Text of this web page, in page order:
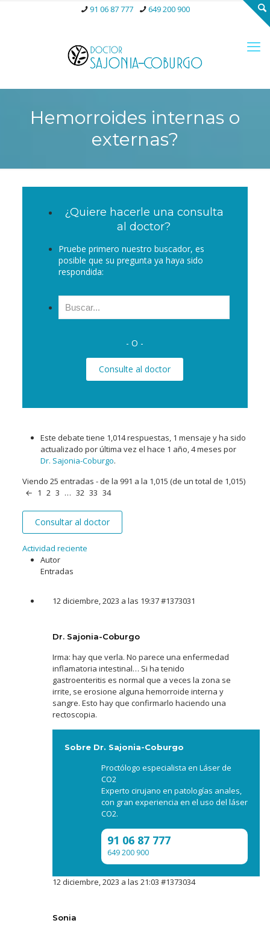
91 06 87 777 649 200 900
Hemorroides internas o
externas?
¿Quiere hacerle una consulta
al doctor?
Pruebe primero nuestro buscador, es
posible que su pregunta ya haya sido
respondida:
- O -
Consulte al doctor
Este debate tiene 1,014 respuestas, 1 mensaje y ha sido
actualizado por última vez el hace 1 año, 4 meses por
Dr. Sajonia-Coburgo.
Viendo 25 entradas - de la 991 a la 1,015 (de un total de 1,015)
← 1 2 3 … 32 33 34
Consultar al doctor
Actividad reciente
Autor
Entradas
12 diciembre, 2023 a las 19:37#1373031
Dr. Sajonia-Coburgo
Irma: hay que verla. No parece una enfermedad
inflamatoria intestinal… Si ha tenido
gastroenteritis es normal que a veces la zona se
irrite, se erosione alguna hemorroide interna y
sangre. Esto hay que confirmarlo haciendo una
rectoscopia.
Sobre Dr. Sajonia-Coburgo
Proctólogo especialista en Láser de
CO2
Experto cirujano en patologías anales,
con gran experiencia en el uso del láser
CO2.
91 06 87 777
649 200 900
12 diciembre, 2023 a las 21:03 #1373034
Sonia